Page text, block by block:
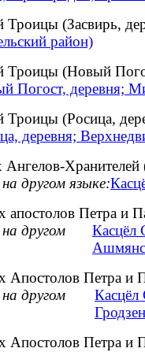
Троицы (Засвирь,
район)
Троицы (Новый
Погост, деревня;
Троицы (Росица,
деревня;
Ангелов-
другом языке:
апостолов Петра и
другом
Касцёл
Апостолов Петра и
другом
Касцёл
Апостолов Петра и